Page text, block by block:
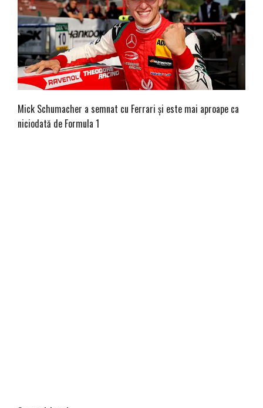
Mick Schumacher a semnat cu Ferrari și este mai aproape ca
niciodată de Formula 1